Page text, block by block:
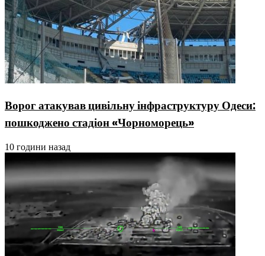
Ворог атакував цивільну інфраструктуру Одеси:
пошкоджено стадіон «Чорноморець»
10 години назад